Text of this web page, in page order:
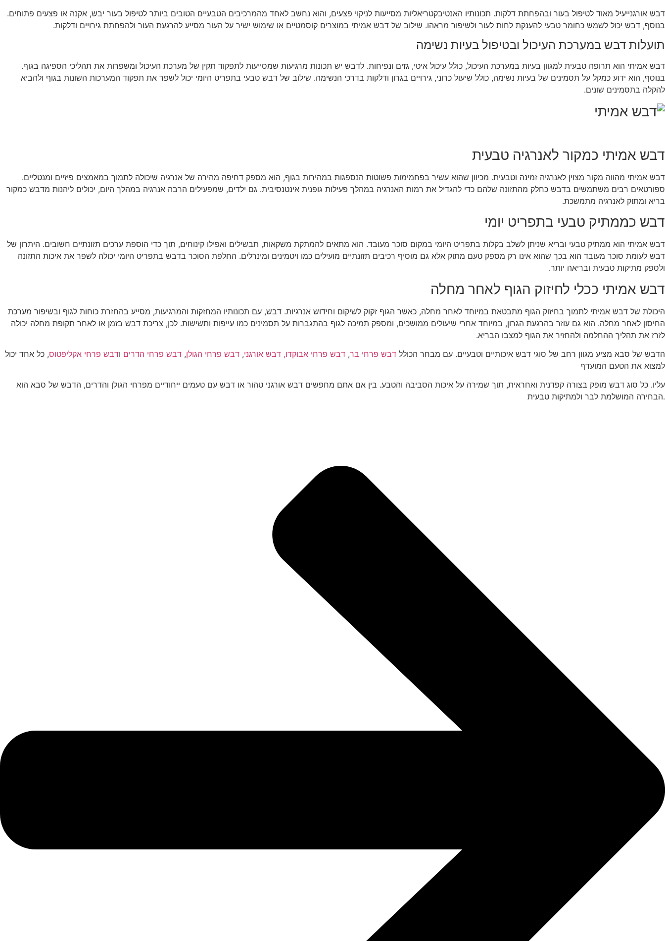
דבש אורגנייעיל מאוד לטיפול בעור ובהפחתת דלקות. תכונותיו האנטיבקטריאליות מסייעות לניקוי פצעים, והוא נחשב לאחד מהמרכיבים הטבעיים הטובים ביותר לטיפול בעור יבש, אקנה או פצעים פתוחים.
בנוסף, דבש יכול לשמש כחומר טבעי להענקת לחות לעור ולשיפור מראהו. שילוב של דבש אמיתי במוצרים קוסמטיים או שימוש ישיר על העור מסייע להרגעת העור ולהפחתת גירויים ודלקות.
תועלות דבש במערכת העיכול ובטיפול בעיות נשימה
דבש אמיתי הוא תרופה טבעית למגוון בעיות במערכת העיכול, כולל עיכול איטי, גזים ונפיחות. לדבש יש תכונות מרגיעות שמסייעות לתפקוד תקין של מערכת העיכול ומשפרות את תהליכי הספיגה בגוף.
בנוסף, הוא ידוע כמקל על תסמינים של בעיות נשימה, כולל שיעול כרוני, גירויים בגרון ודלקות בדרכי הנשימה. שילוב של דבש טבעי בתפריט היומי יכול לשפר את תפקוד המערכות השונות בגוף ולהביא
להקלה בתסמינים שונים.
דבש אמיתי כמקור לאנרגיה טבעית
דבש אמיתי מהווה מקור מצוין לאנרגיה זמינה וטבעית. מכיוון שהוא עשיר בפחמימות פשוטות הנספגות במהירות בגוף, הוא מספק דחיפה מהירה של אנרגיה שיכולה לתמוך במאמצים פיזיים ומנטליים.
ספורטאים רבים משתמשים בדבש כחלק מהתזונה שלהם כדי להגדיל את רמות האנרגיה במהלך פעילות גופנית אינטנסיבית. גם ילדים, שמפעילים הרבה אנרגיה במהלך היום, יכולים ליהנות מדבש כמקור
בריא ומתוק לאנרגיה מתמשכת.
דבש כממתיק טבעי בתפריט יומי
דבש אמיתי הוא ממתיק טבעי ובריא שניתן לשלב בקלות בתפריט היומי במקום סוכר מעובד. הוא מתאים להמתקת משקאות, תבשילים ואפילו קינוחים, תוך כדי הוספת ערכים תזונתיים חשובים. היתרון של
דבש לעומת סוכר מעובד הוא בכך שהוא אינו רק מספק טעם מתוק אלא גם מוסיף רכיבים תזונתיים מועילים כמו ויטמינים ומינרלים. החלפת הסוכר בדבש בתפריט היומי יכולה לשפר את איכות התזונה
ולספק מתיקות טבעית ובריאה יותר.
דבש אמיתי ככלי לחיזוק הגוף לאחר מחלה
היכולת של דבש אמיתי לתמוך בחיזוק הגוף מתבטאת במיוחד לאחר מחלה, כאשר הגוף זקוק לשיקום וחידוש אנרגיות. דבש, עם תכונותיו המחזקות והמרגיעות, מסייע בהחזרת כוחות לגוף ובשיפור מערכת
החיסון לאחר מחלה. הוא גם עוזר בהרגעת הגרון, במיוחד אחרי שיעולים ממושכים, ומספק תמיכה לגוף בהתגברות על תסמינים כמו עייפות ותשישות. לכן, צריכת דבש בזמן או לאחר תקופת מחלה יכולה
לזרז את תהליך ההחלמה ולהחזיר את הגוף למצבו הבריא.
הדבש של סבא מציע מגוון רחב של סוגי דבש איכותיים וטבעיים. עם מבחר הכולל דבש פרחי בר, דבש פרחי אבוקדו, דבש אורגני, דבש פרחי הגולן, דבש פרחי הדרים ודבש פרחי אקליפטוס, כל אחד יכול
למצוא את הטעם המועדף
עליו. כל סוג דבש מופק בצורה קפדנית ואחראית, תוך שמירה על איכות הסביבה והטבע. בין אם אתם מחפשים דבש אורגני טהור או דבש עם טעמים ייחודיים מפרחי הגולן והדרים, הדבש של סבא הוא
הבחירה המושלמת לבר ולמתיקות טבעית.